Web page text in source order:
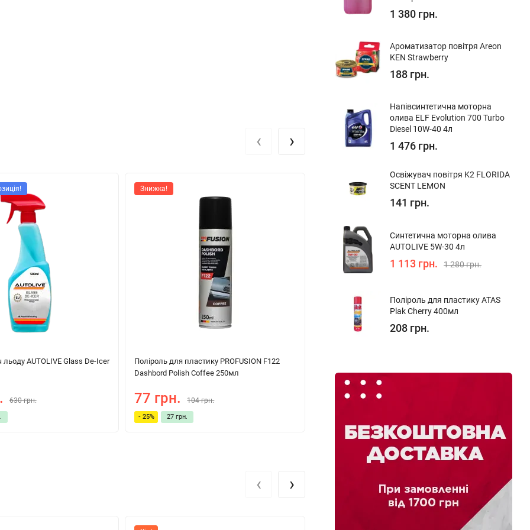
AUTOLIVE Glass De-Icer
630 грн.
Знижка!
Поліроль для пластику PROFUSION F122
Dashbord Polish Coffee 250мл
77 грн. 104 грн.
- 25% 27 грн.
Effect Pink 1кг
‹ ›
‹ ›
1 380 грн.
Ароматизатор повітря Areon
KEN Strawberry
188 грн.
Напівсинтетична моторна
олива ELF Evolution 700 Turbo
Diesel 10W-40 4л
1 476 грн.
Освіжувач повітря K2 FLORIDA
SCENT LEMON
141 грн.
Синтетична моторна олива
AUTOLIVE 5W-30 4л
1 113 грн. 1 280 грн.
Поліроль для пластику ATAS
Plak Cherry 400мл
208 грн.